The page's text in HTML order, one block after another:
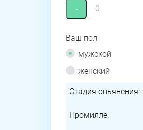
-
Ваш пол
мужской
женский
Стадия опьянения:
Промилле: